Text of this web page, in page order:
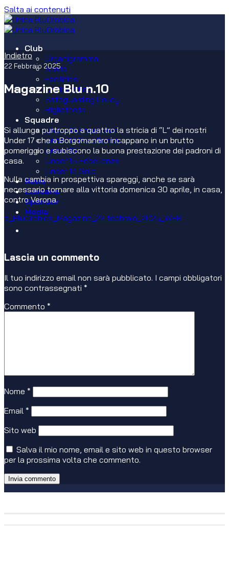
Salta ai contenuti
Club
Organigramma
Storia
Facilities
Codice etico
Safeguarding Policy
Biglietteria
Squadre
Under 19 Eccellenza
Under 17 Eccellenza
Under 16
Under 15 Eccellenza
Under 14 Gold
News
Lussana
Sponsor
Media
Indietro
22 Febbraio 2025
Magazine Blu n.10
Si allunga purtroppo a quattro la stricia di “L” dei nostri
Under 17 che a Borgomanero incappano in un brutto
pomeriggio e subiscono la buona prestazione dei padroni di
casa.
Nulla cambia in prospettiva spareggi, anche se sarà
necessario tornare alla vittoria domenica 30 aprile, in casa,
contro Verona.
e_BluOrobica_Magazine_22 febbraio_2025_WEB
Lascia un commento
Il tuo indirizzo email non sarà pubblicato. I campi obbligatori
sono contrassegnati *
Commento *
Nome *
Email *
Sito web
Salva il mio nome, email e sito web in questo browser
per la prossima volta che commento.